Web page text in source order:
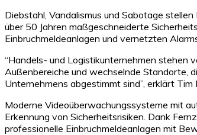
Diebstahl, Vandalismus und Sabotage
über 50 Jahren maßgeschneiderte
Einbruchmeldeanlagen und vernetzten
“Handels- und Logistikunternehmen stehen
Außenbereiche und wechselnde Standorte,
Unternehmens abgestimmt sind”, erklärt
Moderne Videoüberwachungssysteme mit
Erkennung von Sicherheitsrisiken. Dank
professionelle Einbruchmeldeanlagen mit